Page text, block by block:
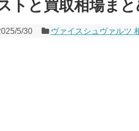
トと買取相場まと
5/30 ヴァイスシュヴァルツ